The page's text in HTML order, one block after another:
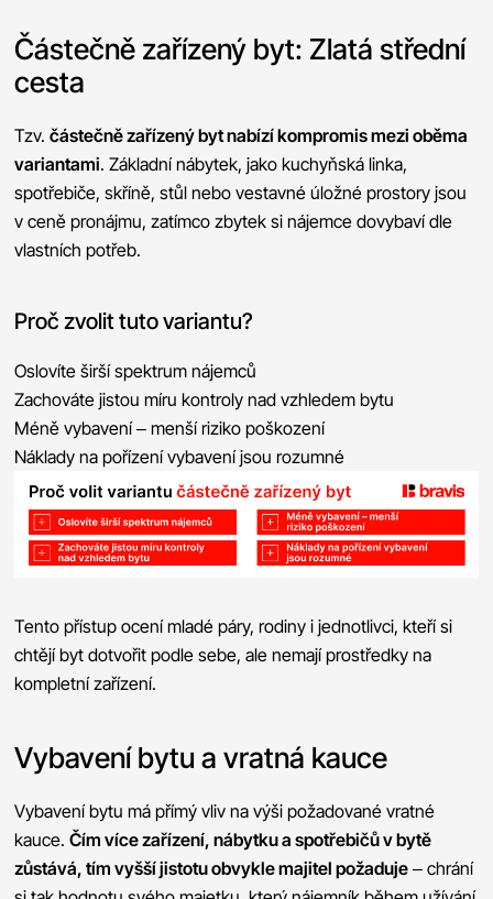
Částečně zařízený byt: Zlatá střední
cesta
Tzv.částečně zařízený byt nabízí kompromis mezi oběma
variantami. Základní nábytek, jako kuchyňská linka,
spotřebiče, skříně, stůl nebo vestavné úložné prostory jsou
v ceně pronájmu, zatímco zbytek si nájemce dovybaví dle
vlastních potřeb.
Proč zvolit tuto variantu?
Oslovíte širší spektrum nájemců
Zachováte jistou míru kontroly nad vzhledem bytu
Méně vybavení – menší riziko poškození
Náklady na pořízení vybavení jsou rozumné
Tento přístup ocení mladé páry, rodiny i jednotlivci, kteří si
chtějí byt dotvořit podle sebe, ale nemají prostředky na
kompletní zařízení.
Vybavení bytu a vratná kauce
Vybavení bytu má přímý vliv na výši požadované vratné
kauce.Čím více zařízení, nábytku a spotřebičů v bytě
zůstává, tím vyšší jistotu obvykle majitel požaduje – chrání